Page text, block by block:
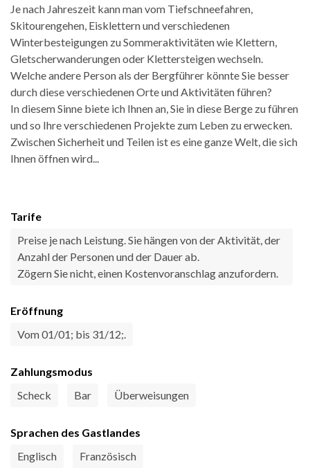
Je nach Jahreszeit kann man vom Tiefschneefahren,
Skitourengehen, Eisklettern und verschiedenen
Winterbesteigungen zu Sommeraktivitäten wie Klettern,
Gletscherwanderungen oder Klettersteigen wechseln.
Welche andere Person als der Bergführer könnte Sie besser
durch diese verschiedenen Orte und Aktivitäten führen?
In diesem Sinne biete ich Ihnen an, Sie in diese Berge zu führen
und so Ihre verschiedenen Projekte zum Leben zu erwecken.
Zwischen Sicherheit und Teilen ist es eine ganze Welt, die sich
Ihnen öffnen wird...
Tarife
Preise je nach Leistung. Sie hängen von der Aktivität, der
Anzahl der Personen und der Dauer ab.
Zögern Sie nicht, einen Kostenvoranschlag anzufordern.
Eröffnung
Vom 01/01; bis 31/12;.
Zahlungsmodus
Scheck
Bar Überweisungen
Sprachen des Gastlandes
Englisch
Französisch